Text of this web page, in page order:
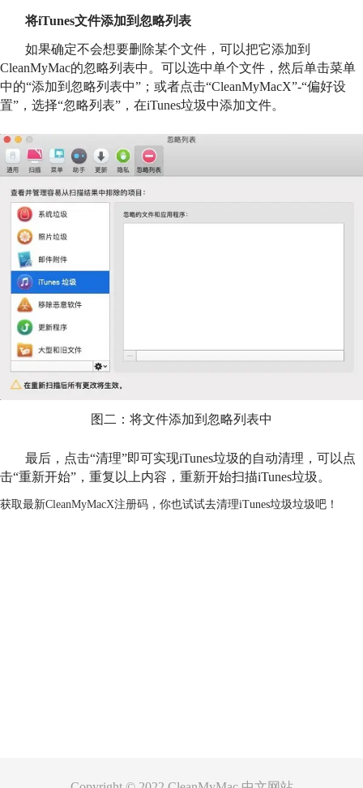
将iTunes文件添加到忽略列表
如果确定不会想要删除某个文件，可以把它添加到
CleanMyMac的忽略列表中。可以选中单个文件，然后单击菜单
中的“添加到忽略列表中”；或者点击“CleanMyMacX”-“偏好设
置”，选择“忽略列表”，在iTunes垃圾中添加文件。
图二：将文件添加到忽略列表中
最后，点击“清理”即可实现iTunes垃圾的自动清理，可以点
击“重新开始”，重复以上内容，重新开始扫描iTunes垃圾。
获取最新CleanMyMacX注册码 ，你也试试去清理iTunes垃圾垃圾吧！